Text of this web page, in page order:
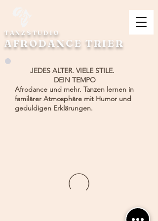
TANZSTUDIO
AFRODANCE TRIER
JEDES ALTER. VIELE STILE.
DEIN TEMPO
Afrodance und mehr. Tanzen lernen in
familärer Atmosphäre mit Humor und
geduldigen Erklärungen.